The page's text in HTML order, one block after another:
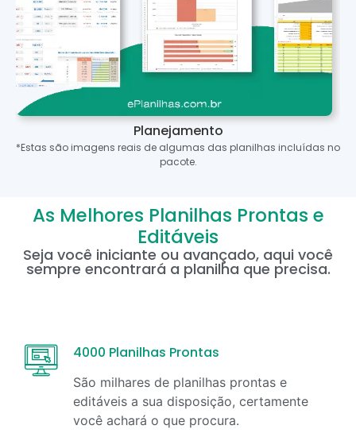
Planejamento
*Estas são imagens reais de algumas das planilhas incluídas no
pacote.
As Melhores Planilhas Prontas e
Editáveis
Seja você iniciante ou avançado, aqui você
sempre encontrará a planilha que precisa.
4000 Planilhas Prontas
São milhares de planilhas prontas e
editáveis a sua disposição, certamente
você achará o que procura.